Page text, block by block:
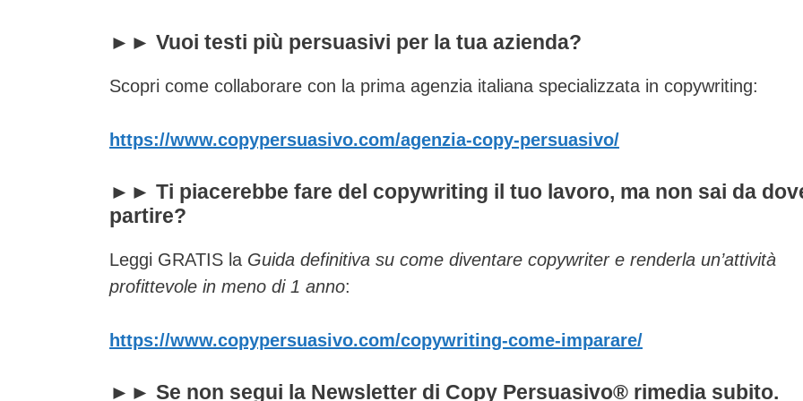
►► Vuoi testi più persuasivi per la tua azienda?
Scopri come collaborare con la prima agenzia italiana specializzata in copywriting:
https://www.copypersuasivo.com/agenzia-copy-persuasivo/
►► Ti piacerebbe fare del copywriting il tuo lavoro, ma non sai da
partire?
Leggi GRATIS la Guida definitiva su come diventare copywriter e renderla un’attività
profittevole in meno di 1 anno:
https://www.copypersuasivo.com/copywriting-come-imparare/
►► Se non segui la Newsletter di Copy Persuasivo® rimedia subito.